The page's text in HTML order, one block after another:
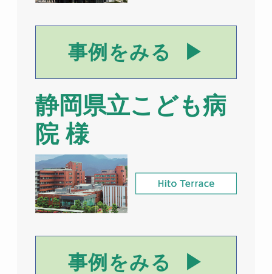
事例をみる
静岡県立こども病
院 様
事例をみる